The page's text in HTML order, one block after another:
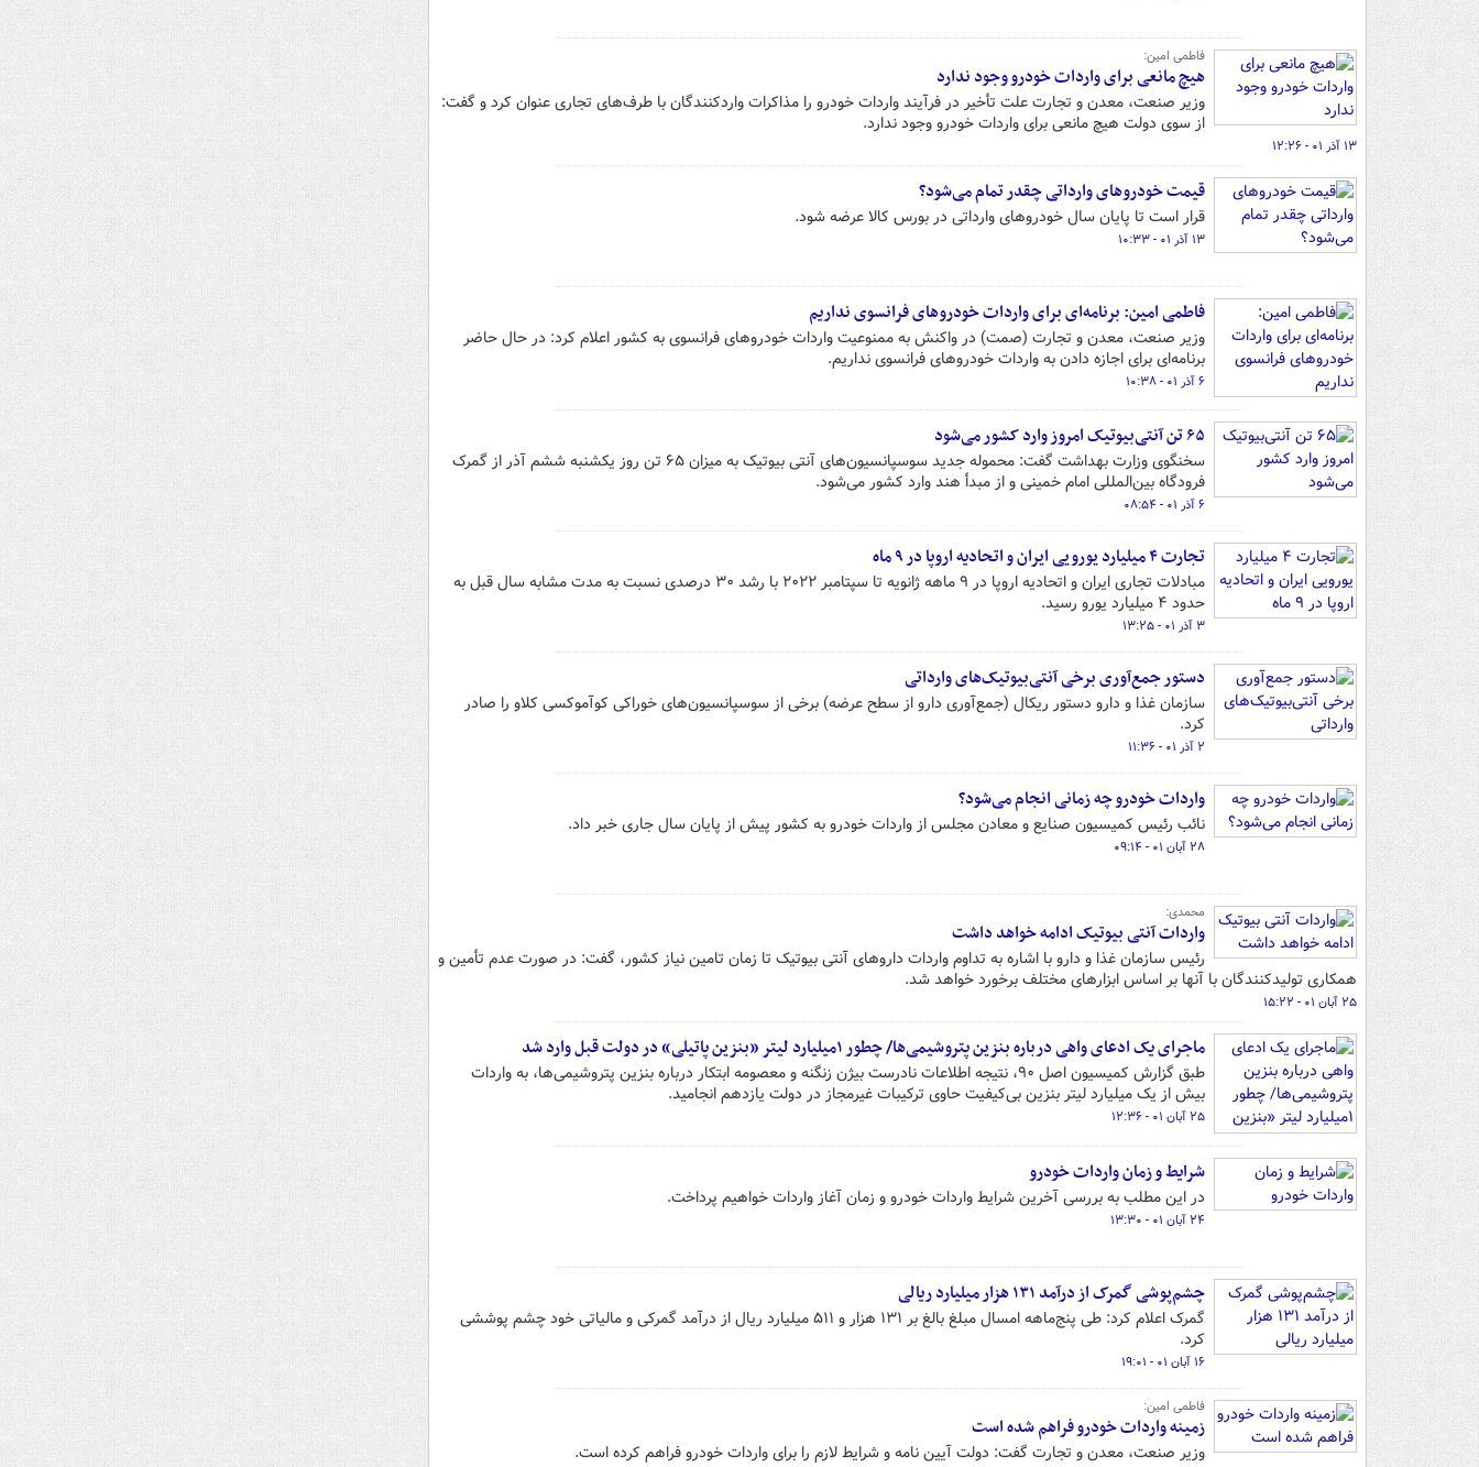
فاطمی امین:
هیچ مانعی برای واردات خودرو وجود ندارد
وزیر صنعت، معدن و تجارت علت تأخیر در فرآیند واردات خودرو را مذاکرات واردکنندگان با طرف‌های تجاری عنوان کرد و گفت:‌
از سوی دولت هیچ مانعی برای واردات خودرو وجود ندارد.
۱۳ آذر ۰۱ - ۱۲:۲۶
قیمت خودروهای وارداتی چقدر تمام می‌شود؟
قرار است تا پایان سال خودروهای وارداتی در بورس کالا عرضه شود.
۱۳ آذر ۰۱ - ۱۰:۳۳
فاطمی امین: برنامه‌ای برای واردات خودروهای فرانسوی نداریم
وزیر صنعت، معدن و تجارت (صمت) در واکنش به ممنوعیت واردات خودروهای فرانسوی به کشور اعلام کرد: در حال حاضر
برنامه‌ای برای اجازه دادن به واردات خودروهای فرانسوی نداریم.
۶ آذر ۰۱ - ۱۰:۳۸
۶۵ تن آنتی‌بیوتیک امروز وارد کشور می‌شود
سخنگوی وزارت بهداشت گفت: محموله جدید سوسپانسیون‌های آنتی بیوتیک به میزان ۶۵ تن روز یکشنبه ششم آذر از گمرک
فرودگاه بین‌المللی امام خمینی و از مبدأ هند وارد کشور می‌شود.
۶ آذر ۰۱ - ۰۸:۵۴
تجارت ۴ میلیارد یورویی ایران و اتحادیه اروپا در ۹ ماه
مبادلات تجاری ایران و اتحادیه اروپا در ۹ ماهه ژانویه تا سپتامبر ۲۰۲۲ با رشد ۳۰ درصدی نسبت به مدت مشابه سال قبل به
حدود ۴ میلیارد یورو رسید.
۳ آذر ۰۱ - ۱۳:۲۵
دستور جمع‌آوری برخی آنتی‌بیوتیک‌های وارداتی
سازمان غذا و دارو دستور ریکال (جمع‌آوری دارو از سطح عرضه) برخی از سوسپانسیون‌های خوراکی کوآموکسی کلاو را صادر
کرد.
۲ آذر ۰۱ - ۱۱:۳۶
واردات خودرو چه زمانی انجام می‌شود؟
نائب رئیس کمیسیون صنایع و معادن مجلس از واردات خودرو به کشور پیش از پایان سال جاری خبر داد.
۲۸ آبان ۰۱ - ۰۹:۱۴
محمدی:
واردات آنتی بیوتیک ادامه خواهد داشت
رئیس سازمان غذا و دارو با اشاره به تداوم واردات داروهای آنتی بیوتیک تا زمان تامین نیاز کشور، گفت: در صورت عدم تأمین و
همکاری تولیدکنندگان با آنها بر اساس ابزارهای مختلف برخورد خواهد شد.
۲۵ آبان ۰۱ - ۱۵:۲۲
ماجرای یک ادعای واهی درباره بنزین پتروشیمی‌ها/ چطور ۱میلیارد لیتر «بنزین پاتیلی» در دولت قبل وارد شد
طبق گزارش کمیسیون اصل ۹۰، نتیجه اطلاعات نادرست بیژن زنگنه و معصومه ابتکار درباره بنزین پتروشیمی‌ها، به واردات
بیش از یک میلیارد لیتر بنزین بی‌کیفیت حاوی ترکیبات غیرمجاز در دولت یازدهم انجامید.
۲۵ آبان ۰۱ - ۱۲:۳۶
شرایط و زمان واردات خودرو
در این مطلب به بررسی آخرین شرایط واردات خودرو و زمان آغاز واردات خواهیم پرداخت.
۲۴ آبان ۰۱ - ۱۳:۳۰
چشم‌پوشی گمرک از درآمد ۱۳۱ هزار میلیارد ریالی
گمرک اعلام کرد: طی پنج‌ماهه امسال مبلغ بالغ بر ۱۳۱ هزار و ۵۱۱ میلیارد ریال از درآمد گمرکی و مالیاتی خود چشم پوششی
کرد.
۱۶ آبان ۰۱ - ۱۹:۰۱
فاطمی امین:
زمینه واردات خودرو فراهم شده است
وزیر صنعت، معدن و تجارت گفت: دولت آیین نامه و شرایط لازم را برای واردات خودرو فراهم کرده است.